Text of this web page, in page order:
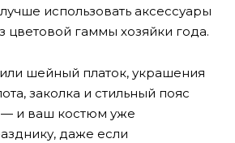
использовать аксессуары
цветовой гаммы хозяйки года.
шейный платок, украшения
заколка и стильный пояс
— и ваш костюм уже
даже если